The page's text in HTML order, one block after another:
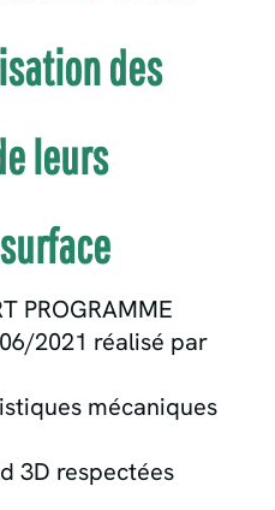
des
leurs
PROGRAMME
2021 réalisé par
mécaniques
3D respectées